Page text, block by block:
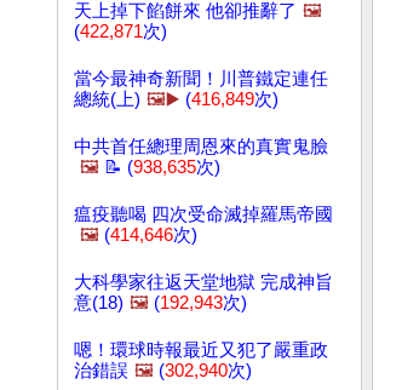
天上掉下餡餅來 他卻推辭了 🖼️
(422,871次)
當今最神奇新聞！川普鐵定連任
總統(上) 🖼️▶️ (416,849次)
中共首任總理周恩來的真實鬼臉
🖼️ 📝 (938,635次)
瘟疫聽喝 四次受命滅掉羅馬帝國
🖼️ (414,646次)
大科學家往返天堂地獄 完成神旨
意(18) 🖼️ (192,943次)
嗯！環球時報最近又犯了嚴重政
治錯誤 🖼️ (302,940次)